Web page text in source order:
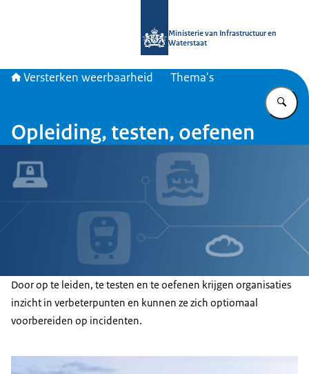
Ministerie van Infrastructuur en
Waterstaat
Versterken weerbaarheid Thema's
Opleiding, testen, oefenen
Door op te leiden, te testen en te oefenen krijgen organisaties
inzicht in verbeterpunten en kunnen ze zich optiomaal
voorbereiden op incidenten.